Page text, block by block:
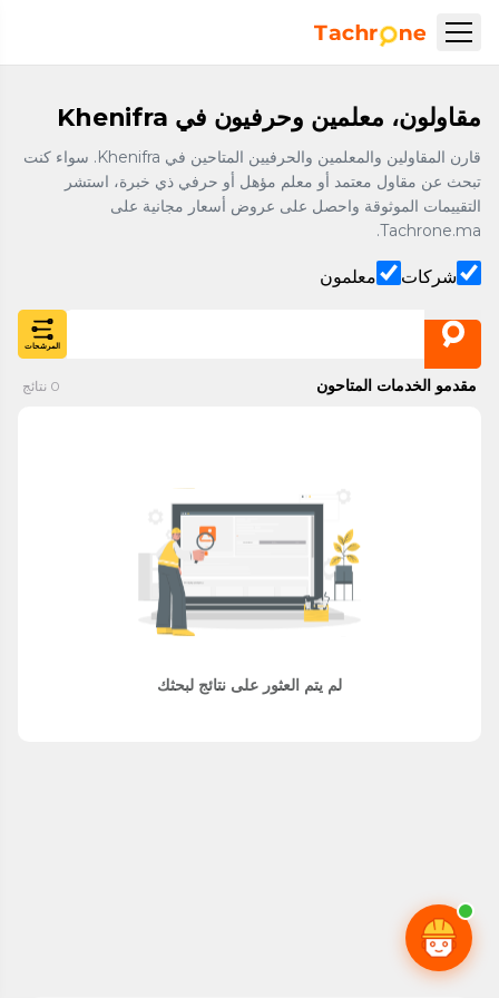
مقاولون، معلمين وحرفيون في Khenifra
قارن المقاولين والمعلمين والحرفيين المتاحين في Khenifra. سواء كنت
تبحث عن مقاول معتمد أو معلم مؤهل أو حرفي ذي خبرة، استشر
التقييمات الموثوقة واحصل على عروض أسعار مجانية على
Tachrone.ma.
شركات معلمون
المرشحات
مقدمو الخدمات المتاحون 0 نتائج
لم يتم العثور على نتائج لبحثك